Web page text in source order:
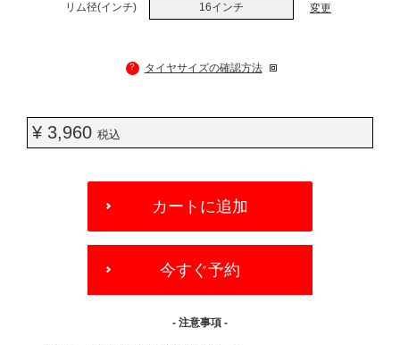
リム径(インチ) 16インチ 変更
? タイヤサイズの確認方法
¥ 3,960 税込
OPTIONS
カートに追加
今すぐ予約
- 注意事項 -